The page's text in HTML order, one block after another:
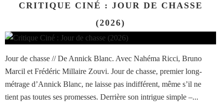
CRITIQUE CINÉ : JOUR DE CHASSE
(2026)
Jour de chasse // De Annick Blanc. Avec Nahéma Ricci, Bruno
Marcil et Frédéric Millaire Zouvi. Jour de chasse, premier long-
métrage d’Annick Blanc, ne laisse pas indifférent, même s’il ne
tient pas toutes ses promesses. Derrière son intrigue simple –...